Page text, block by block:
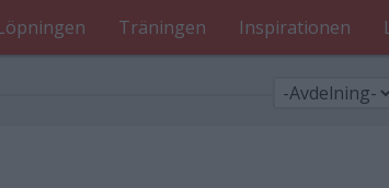
Träningen Inspirationen